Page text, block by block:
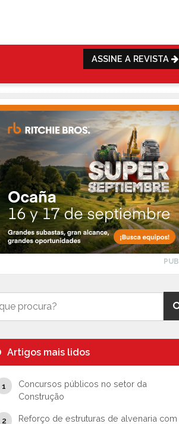
ASSINE A REVISTA
PUB
Artigos mais lidos
Concursos públicos no setor da
Construção
Reforço de estruturas de alvenaria com